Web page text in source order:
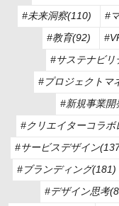
#未来洞察(110)
#
#教育(92)
#サステナビリ
#プロジェクトマ
#新規事業開
#クリエイターコラボ
#サービスデザイン
#ブランディング(181)
#デザイン思考